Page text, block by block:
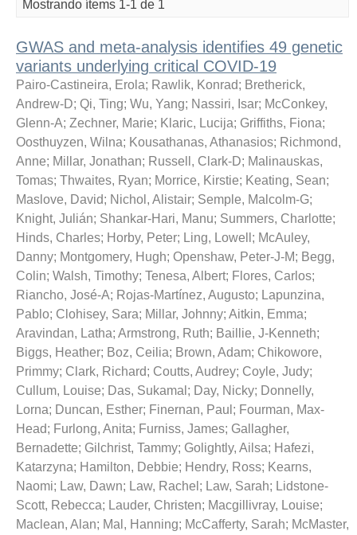
Mostrando ítems 1-1 de 1
GWAS and meta-analysis identifies 49 genetic
variants underlying critical COVID-19
Pairo-Castineira, Erola; Rawlik, Konrad; Bretherick,
Andrew-D; Qi, Ting; Wu, Yang; Nassiri, Isar; McConkey,
Glenn-A; Zechner, Marie; Klaric, Lucija; Griffiths, Fiona;
Oosthuyzen, Wilna; Kousathanas, Athanasios; Richmond,
Anne; Millar, Jonathan; Russell, Clark-D; Malinauskas,
Tomas; Thwaites, Ryan; Morrice, Kirstie; Keating, Sean;
Maslove, David; Nichol, Alistair; Semple, Malcolm-G;
Knight, Julián; Shankar-Hari, Manu; Summers, Charlotte;
Hinds, Charles; Horby, Peter; Ling, Lowell ; McAuley,
Danny; Montgomery, Hugh; Openshaw, Peter-J-M; Begg,
Colin; Walsh, Timothy; Tenesa, Albert; Flores, Carlos;
Riancho, José-A; Rojas-Martínez, Augusto; Lapunzina,
Pablo; Clohisey, Sara; Millar, Johnny; Aitkin, Emma;
Aravindan, Latha; Armstrong, Ruth; Baillie, J-Kenneth;
Biggs, Heather; Boz, Ceilia; Brown, Adam; Chikowore,
Primmy; Clark, Richard; Coutts, Audrey; Coyle, Judy;
Cullum, Louise; Das, Sukamal ; Day, Nicky; Donnelly,
Lorna; Duncan, Esther; Finernan, Paul ; Fourman, Max-
Head; Furlong, Anita; Furniss, James; Gallagher,
Bernadette; Gilchrist, Tammy; Golightly, Ailsa; Hafezi,
Katarzyna; Hamilton, Debbie; Hendry, Ross; Kearns,
Naomi; Law, Dawn; Law, Rachel ; Law, Sarah; Lidstone-
Scott, Rebecca; Lauder, Christen; Macgillivray, Louise;
Maclean, Alan; Mal, Hanning; McCafferty, Sarah; McMaster,